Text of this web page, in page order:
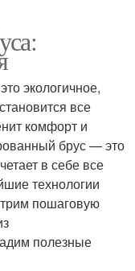
экологичное,
все
комфорт и
брус — это
в себе все
технологии
пошаговую
полезные